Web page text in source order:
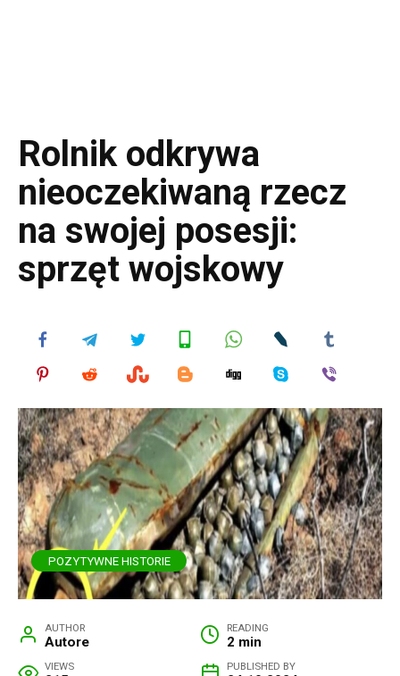
Rolnik odkrywa
nieoczekiwaną rzecz
na swojej posesji:
sprzęt wojskowy
POZYTYWNE HISTORIE
AUTHOR
Autore
READING
2 min
VIEWS PUBLISHED BY